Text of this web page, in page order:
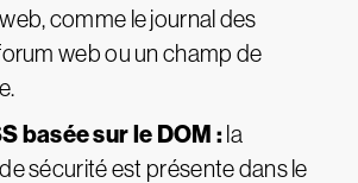
comme le journal des
web ou un champ de
basée sur le DOM : la
sécurité est présente dans le